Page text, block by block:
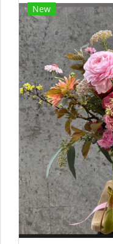
New